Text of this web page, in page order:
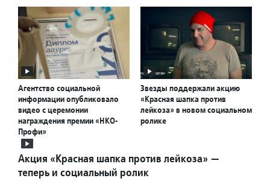
Агентство социальной
информации опубликовало
видео с церемонии
награждения премии «НКО-
Профи»
Звезды поддержали акцию
«Красная шапка против
лейкоза» в новом социальном
ролике
Акция «Красная шапка против лейкоза» —
теперь и социальный ролик